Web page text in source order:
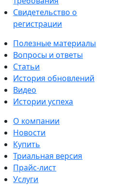
Свидетельство о
регистрации
Полезные материалы
Вопросы и ответы
Статьи
История обновлений
Видео
Истории успеха
О компании
Новости
Купить
Триальная версия
Прайс-лист
Услуги